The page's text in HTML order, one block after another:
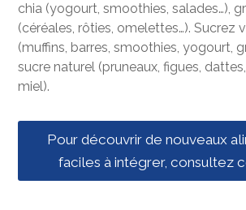
chia (yogourt, smoothies, salades…),
(céréales, rôties, omelettes…). Sucrez
(muffins, barres, smoothies, yogourt,
sucre naturel (pruneaux, figues, dattes,
miel).
Pour découvrir de nouveaux
faciles à intégrer, consultez